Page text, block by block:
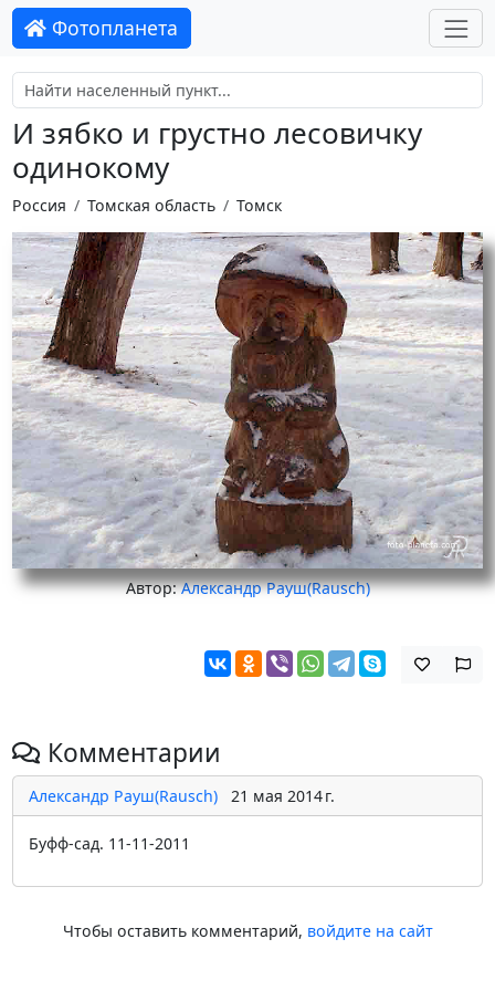
Фотопланета
И зябко и грустно лесовичку
одинокому
Россия Томская область Томск
Автор:Александр Рауш(Rausch)
Комментарии
Александр Рауш(Rausch) 21 мая 2014 г.
Буфф-сад. 11-11-2011
Чтобы оставить комментарий, войдите на сайт